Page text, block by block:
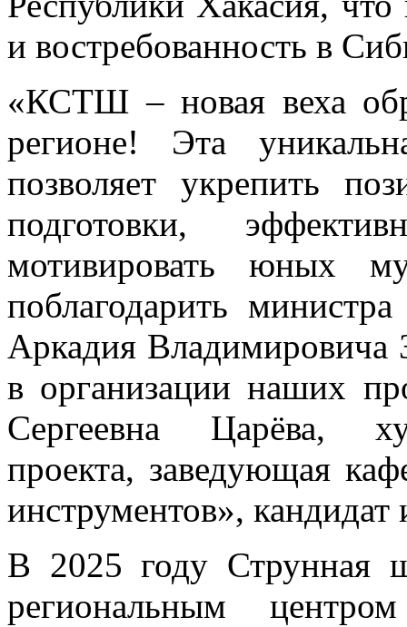
и востребованность в
«КСТШ – новая веха
регионе! Эта
позволяет укрепить
подготовки,
мотивировать юных
поблагодарить
Аркадия Владимировича
в организации наших
Сергеевна Царёва,
проекта, заведующая
инструментов», кандидат
В 2025 году Струнная
региональным